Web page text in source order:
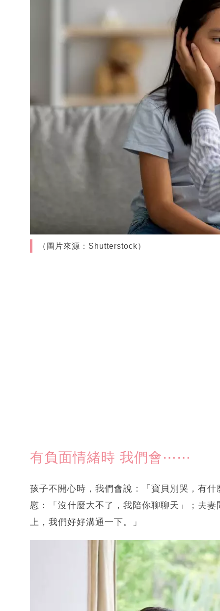
（圖片來源：Shutterstock）
有負面情緒時 我們會⋯⋯
孩子不開心時，我們會說：「寶貝別哭，有
慰：「沒什麼大不了，我陪你聊聊天」；夫
上，我們好好溝通一下。」